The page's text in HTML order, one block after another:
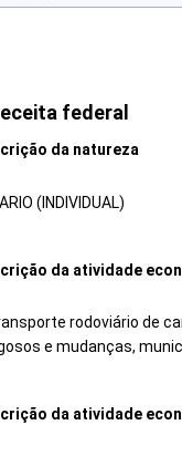
federal
da natureza
(INDIVIDUAL)
da atividade
rodoviário de
e mudanças,
da atividade